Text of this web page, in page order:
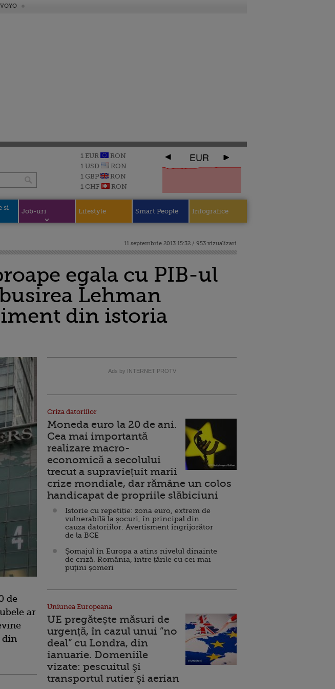
VOYO
1 EUR
RON
1 USD
RON
1 GBP
RON
1 CHF
RON
EUR
si
Job-uri Lifestyle Smart People Infografice
11 septembrie 2013 15:32 / 953 vizualizari
egala cu PIB-ul
Lehman
din istoria
de
ar
din
Ads by INTERNET PROTV
Criza datoriilor
Moneda euro la 20 de ani.
Cea mai importantă
realizare macro-
economică a secolului
trecut a supraviețuit marii
crize mondiale, dar rămâne un colos
handicapat de propriile slăbiciuni
Istorie cu repetiție: zona euro, extrem de
vulnerabilă la șocuri, în principal din
cauza datoriilor. Avertisment îngrijorător
de la BCE
Șomajul în Europa a atins nivelul dinainte
de criză. România, între țările cu cei mai
puțini șomeri
Uniunea Europeana
UE pregătește măsuri de
urgență, în cazul unui ”no
deal” cu Londra, din
ianuarie. Domeniile
vizate: pescuitul şi
transportul rutier şi aerian